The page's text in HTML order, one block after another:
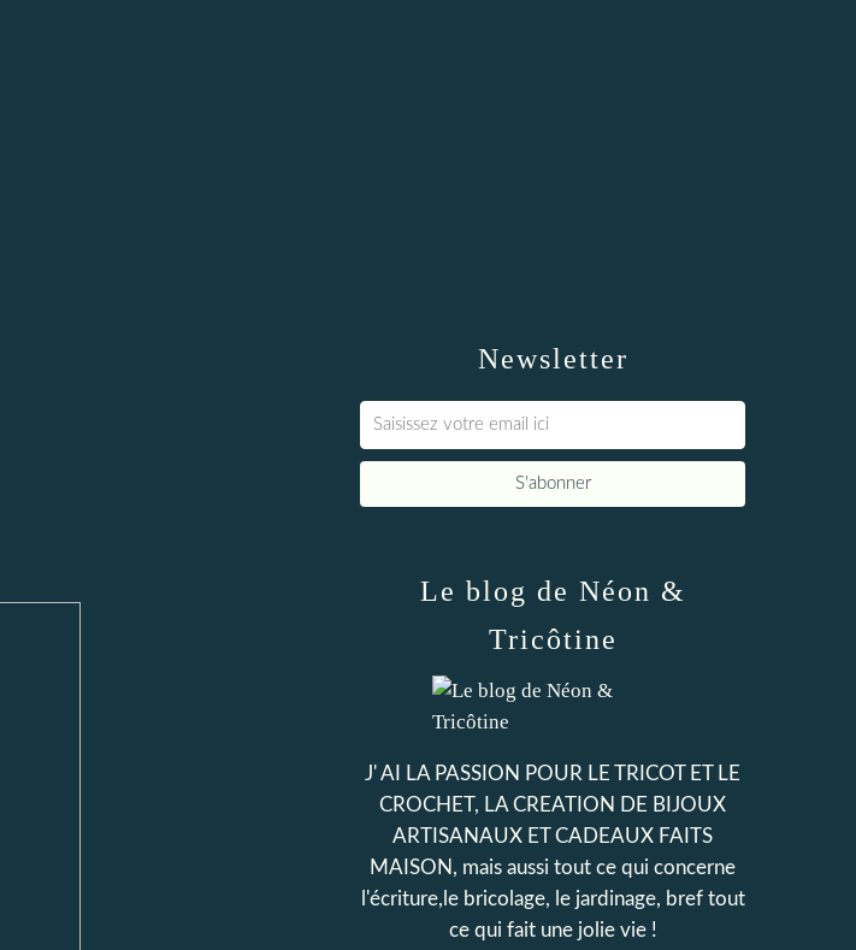
Newsletter
Le blog de Néon &
Tricôtine
J' AI LA PASSION POUR LE TRICOT ET LE
CROCHET, LA CREATION DE BIJOUX
ARTISANAUX ET CADEAUX FAITS
MAISON, mais aussi tout ce qui concerne
l'écriture,le bricolage, le jardinage, bref tout
ce qui fait une jolie vie !